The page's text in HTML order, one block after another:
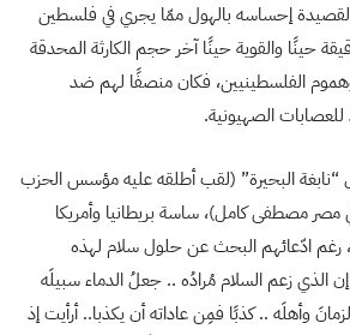
إحساسه بالهول ممّا يجري في فلسطين
حينًا والقوية حينًا آخر حجم الكارثة المحدقة
وهموم الفلسطينيين، فكان منصفًا لهم ضد
للعصابات الصهيونية.
البحيرة” (لقب أطلقه عليه مؤسس الحزب
مصر مصطفى كامل)، ساسة بريطانيا وأمريكا
ادّعائهم البحث عن حلول سلام لهذه
الذي زعم السلام مُرادُه .. جعلُ الدماء سبيلَه
وأهلَه .. كذبًا فمِن عاداته أن يكذبا.. أرأيت إذ